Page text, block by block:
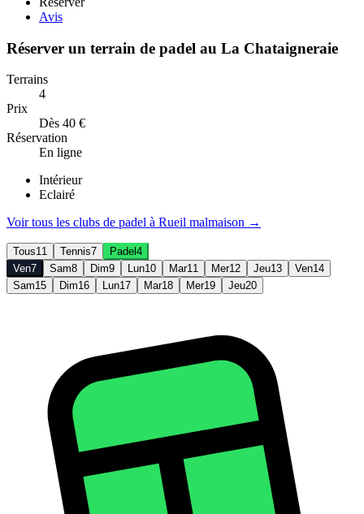
Avis
Réserver un terrain de padel au La Chataigneraie
Terrains
4
Prix
Dès 40 €
Réservation
En ligne
Intérieur
Eclairé
Voir tous les clubs de padel à Rueil malmaison →
Tous11 Tennis7 Padel 4
Ven7 Sam8 Dim9 Lun10 Mar11 Mer12 Jeu13 Ven14
Sam15 Dim16 Lun17 Mar18 Mer19 Jeu20